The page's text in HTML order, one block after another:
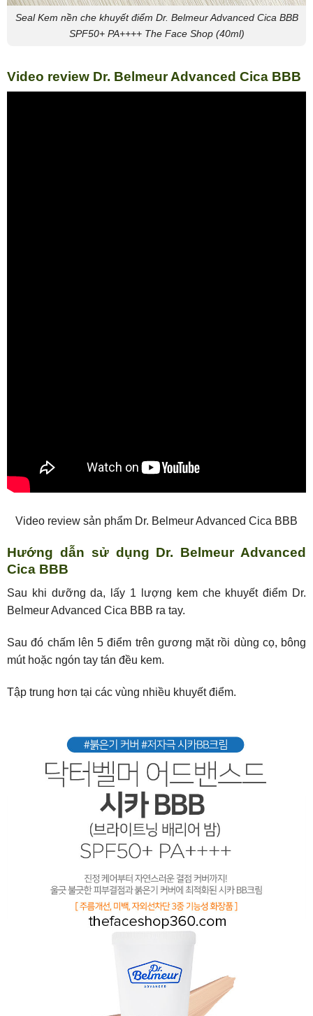
Seal Kem nền che khuyết điểm Dr. Belmeur Advanced Cica BBB
SPF50+ PA++++ The Face Shop (40ml)
Video review Dr. Belmeur Advanced Cica BBB
Video review sản phẩm Dr. Belmeur Advanced Cica BBB
Hướng dẫn sử dụng Dr. Belmeur Advanced
Cica BBB
Sau khi dưỡng da, lấy 1 lượng kem che khuyết điểm Dr.
Belmeur Advanced Cica BBB ra tay.
Sau đó chấm lên 5 điểm trên gương mặt rồi dùng cọ, bông
mút hoặc ngón tay tán đều kem.
Tập trung hơn tại các vùng nhiều khuyết điểm.